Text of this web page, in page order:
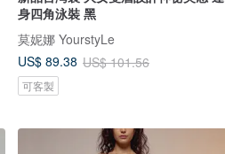
身四角泳裝 黑
莫妮娜 YourstyLe
US$ 89.38 US$ 101.56
可客製